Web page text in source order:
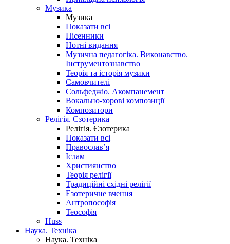
Музика
Музика
Показати всі
Пісенники
Нотні видання
Музична педагогіка. Виконавство.
Інструментознавство
Теорія та історія музики
Самовчителі
Сольфеджіо. Акомпанемент
Вокально-хорові композиції
Композитори
Релігія. Єзотерика
Релігія. Єзотерика
Показати всі
Православ’я
Іслам
Християнство
Теорія релігії
Традиційні східні релігії
Езотеричне вчення
Антропософія
Теософія
Huss
Наука. Техніка
Наука. Техніка